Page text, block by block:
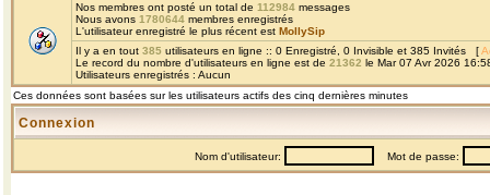
Nos membres ont posté un total de 112984 messages
Nous avons 1780644 membres enregistrés
L'utilisateur enregistré le plus récent est MollySip
Il y a en tout 385 utilisateurs en ligne :: 0 Enregistré, 0 Invisible et 385 Invités [
Le record du nombre d'utilisateurs en ligne est de 21362 le Mar 07 Avr 2026
Utilisateurs enregistrés : Aucun
Ces données sont basées sur les utilisateurs actifs des cinq dernières minutes
Connexion
Nom d'utilisateur: Mot de passe: